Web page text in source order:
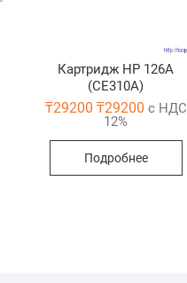
Картридж HP 126А
(CE310A)
₸29200 ₸29200 с НДС
12%
Подробнее